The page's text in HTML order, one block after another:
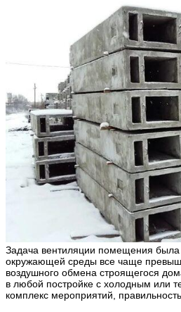
Задача вентиляции помещения была
окружающей среды все чаще
воздушного обмена строящегося
в любой постройке с холодным или
комплекс мероприятий,